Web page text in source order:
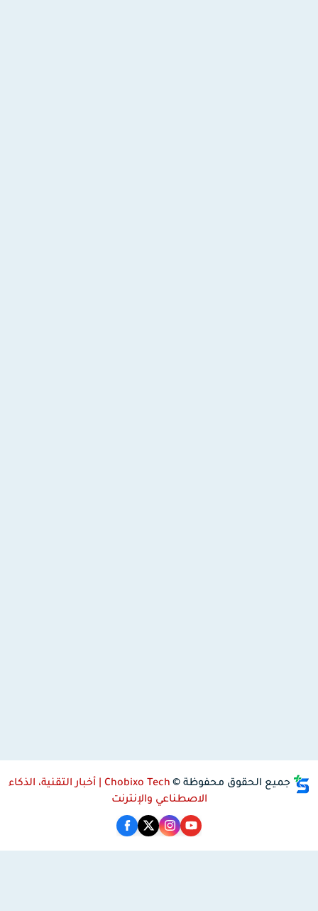
جميع الحقوق محفوظة ©
Chobixo Tech | أخبار التقنية، الذكاء
الاصطناعي والإنترنت